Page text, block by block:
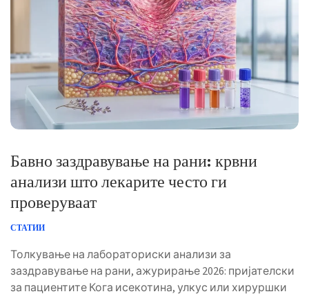
Бавно заздравување на рани: крвни
анализи што лекарите често ги
проверуваат
СТАТИИ
Толкување на лабораториски анализи за
заздравување на рани, ажурирање 2026: пријателски
за пациентите Кога исекотина, улкус или хируршки